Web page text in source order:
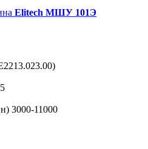
Elitech МШУ 101Э
3000-11000